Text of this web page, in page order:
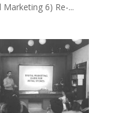
6) Re-...